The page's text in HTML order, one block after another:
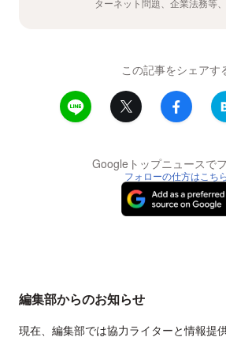
ターネット問題、企業法務等
この記事をシェアす
Googleトップニュースで
フォローの仕方はこちら
編集部からのお知らせ
現在、編集部では協力ライターと情報提